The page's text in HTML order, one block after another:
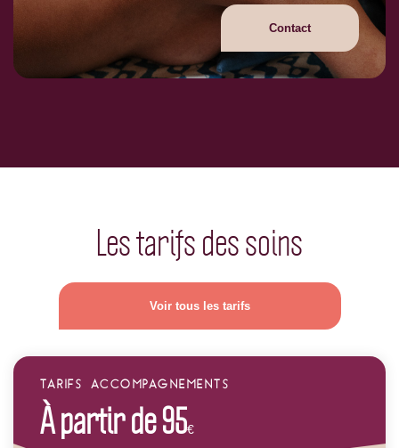
Contact
TARIFS ACCOMPAGNEMENTS
À partir de 95€
Les tarifs des soins
Voir tous les tarifs